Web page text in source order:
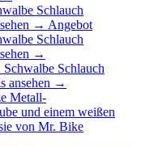
Schlauch
→ Angebot
Schlauch
→
Schwalbe Schlauch
ansehen →